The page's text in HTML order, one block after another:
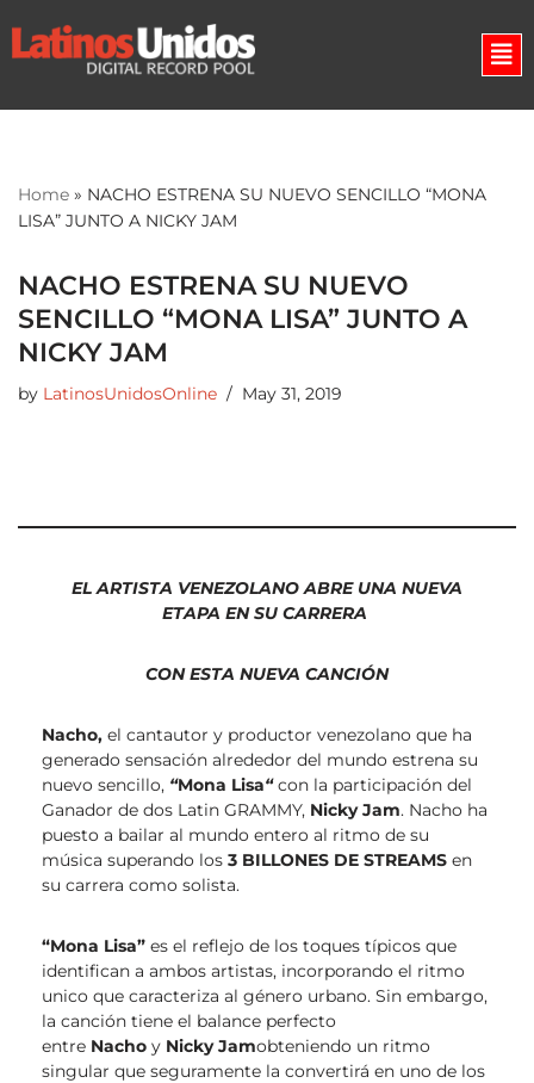
Skip
Home » NACHO ESTRENA SU NUEVO SENCILLO “MONA
LISA” JUNTO A NICKY JAM
NACHO ESTRENA SU NUEVO
SENCILLO “MONA LISA” JUNTO A
NICKY JAM
by LatinosUnidosOnline May 31, 2019
EL ARTISTA VENEZOLANO ABRE UNA NUEVA
ETAPA EN SU CARRERA
CONESTA NUEVA CANCIÓN
Nacho, el cantautor y productor venezolano que ha
generado sensación alrededor del mundo estrena su
nuevo sencillo, “Mona Lisa“con la participación del
Ganador de dos Latin GRAMMY, Nicky Jam. Nacho ha
puesto a bailar al mundo entero al ritmo de su
música superando los 3 BILLONES DE STREAMS en
su carrera como solista.
“Mona Lisa” es el reflejo de los toques típicos que
identifican a ambos artistas, incorporando el ritmo
unico que caracteriza al género urbano. Sin embargo,
la canción tiene el balance perfecto
entre Nacho y Nicky Jamobteniendo un ritmo
singular que seguramente la convertirá en uno de los